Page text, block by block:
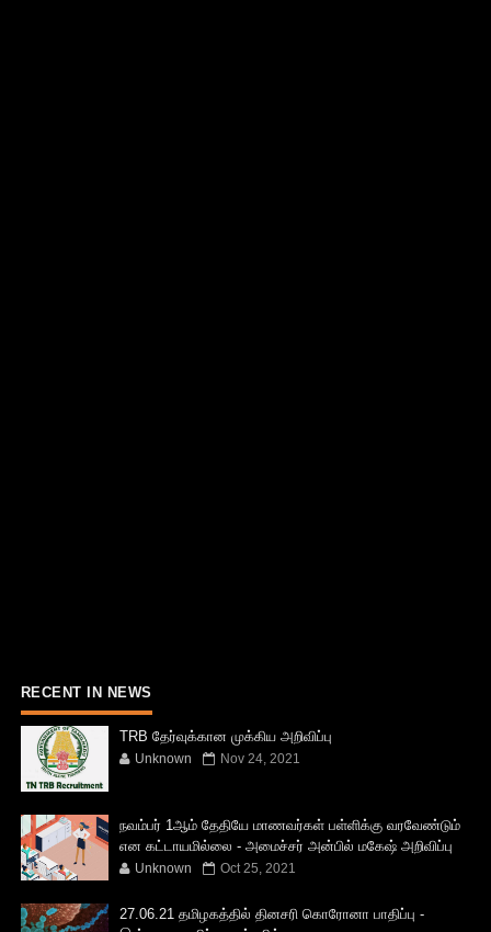
RECENT IN NEWS
TRB தேர்வுக்கான முக்கிய அறிவிப்பு
Unknown Nov 24, 2021
நவம்பர் 1ஆம் தேதியே மாணவர்கள் பள்ளிக்கு வரவேண்டும்
என கட்டாயமில்லை - அமைச்சர் அன்பில் மகேஷ் அறிவிப்பு
Unknown Oct 25, 2021
27.06.21 தமிழகத்தில் தினசரி கொரோனா பாதிப்பு -